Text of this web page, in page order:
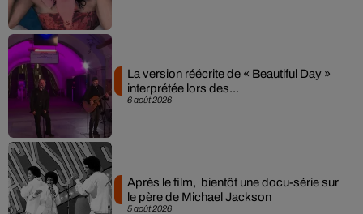
6 août 2026
La version réécrite de « Beautiful Day »
interprétée lors des...
5 août 2026
Après le film, bientôt une docu-série sur
le père de Michael Jackson